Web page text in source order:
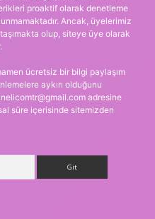
proaktif olarak denetleme
Ancak, üyelerimiz
olup, siteye üye olarak
ücretsiz bir bilgi paylaşım
aykırı olduğunu
adresine
süre içerisinde sitemizden